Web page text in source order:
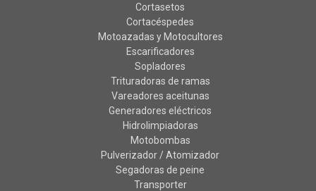
Cortasetos
Cortacéspedes
Motoazadas y Motocultores
Escarificadores
Sopladores
Trituradoras de ramas
Vareadores aceitunas
Generadores eléctricos
Hidrolimpiadoras
Motobombas
Pulverizador / Atomizador
Segadoras de peine
Transporter